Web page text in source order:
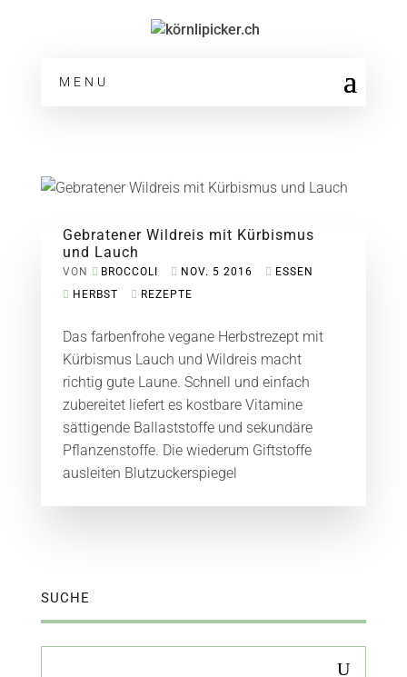
MENU
Gebratener Wildreis mit Kürbismus
und Lauch
VON BROCCOLI NOV. 5 2016
ESSEN
HERBST
REZEPTE
Das farbenfrohe vegane Herbstrezept mit
Kürbismus Lauch und Wildreis macht
richtig gute Laune. Schnell und einfach
zubereitet liefert es kostbare Vitamine
sättigende Ballaststoffe und sekundäre
Pflanzenstoffe. Die wiederum Giftstoffe
ausleiten Blutzuckerspiegel
SUCHE